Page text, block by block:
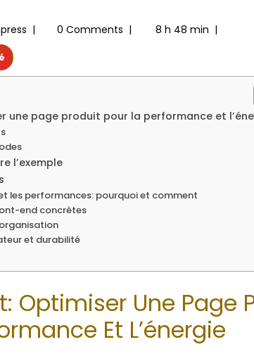
| 0 Comments | 8 h 48 min |
une page produit pour la performance et
l’exemple
et les performances: pourquoi et comment
end concrètes
et durabilité
Optimiser Une Page
Et L’énergie